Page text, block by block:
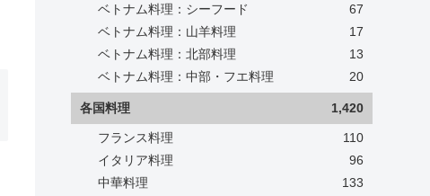
ベトナム料理：シーフード
67
ベトナム料理：山羊料理
17
ベトナム料理：北部料理
13
ベトナム料理：中部・フエ料理
20
各国料理 1,420
フランス料理
110
イタリア料理
96
中華料理
133